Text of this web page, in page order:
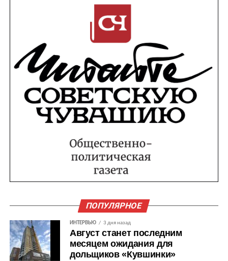
ПОПУЛЯРНОЕ
ИНТЕРВЬЮ 3 дня назад
Август станет последним
месяцем ожидания для
дольщиков «Кувшинки»